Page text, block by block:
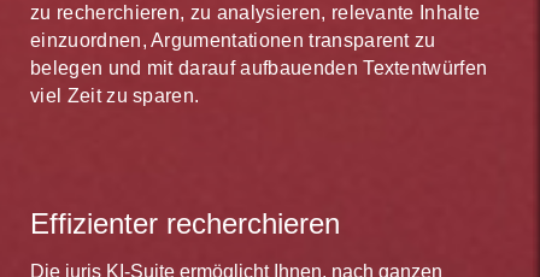
zu recherchieren, zu analysieren, relevante Inhalte
einzuordnen, Argumentationen transparent zu
belegen und mit darauf aufbauenden Textentwürfen
viel Zeit zu sparen.
Effizienter recherchieren
Die juris KI-Suite ermöglicht Ihnen, nach ganzen